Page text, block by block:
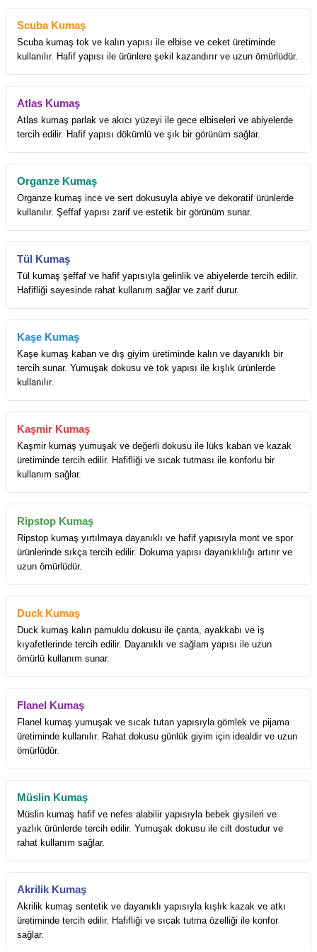
Scuba Kumaş
Scuba kumaş tok ve kalın yapısı ile elbise ve ceket üretiminde
kullanılır. Hafif yapısı ile ürünlere şekil kazandırır ve uzun ömürlüdür.
Atlas Kumaş
Atlas kumaş parlak ve akıcı yüzeyi ile gece elbiseleri ve abiyelerde
tercih edilir. Hafif yapısı dökümlü ve şık bir görünüm sağlar.
Organze Kumaş
Organze kumaş ince ve sert dokusuyla abiye ve dekoratif ürünlerde
kullanılır. Şeffaf yapısı zarif ve estetik bir görünüm sunar.
Tül Kumaş
Tül kumaş şeffaf ve hafif yapısıyla gelinlik ve abiyelerde tercih edilir.
Hafifliği sayesinde rahat kullanım sağlar ve zarif durur.
Kaşe Kumaş
Kaşe kumaş kaban ve dış giyim üretiminde kalın ve dayanıklı bir
tercih sunar. Yumuşak dokusu ve tok yapısı ile kışlık ürünlerde
kullanılır.
Kaşmir Kumaş
Kaşmir kumaş yumuşak ve değerli dokusu ile lüks kaban ve kazak
üretiminde tercih edilir. Hafifliği ve sıcak tutması ile konforlu bir
kullanım sağlar.
Ripstop Kumaş
Ripstop kumaş yırtılmaya dayanıklı ve hafif yapısıyla mont ve spor
ürünlerinde sıkça tercih edilir. Dokuma yapısı dayanıklılığı artırır ve
uzun ömürlüdür.
Duck Kumaş
Duck kumaş kalın pamuklu dokusu ile çanta, ayakkabı ve iş
kıyafetlerinde tercih edilir. Dayanıklı ve sağlam yapısı ile uzun
ömürlü kullanım sunar.
Flanel Kumaş
Flanel kumaş yumuşak ve sıcak tutan yapısıyla gömlek ve pijama
üretiminde kullanılır. Rahat dokusu günlük giyim için idealdir ve uzun
ömürlüdür.
Müslin Kumaş
Müslin kumaş hafif ve nefes alabilir yapısıyla bebek giysileri ve
yazlık ürünlerde tercih edilir. Yumuşak dokusu ile cilt dostudur ve
rahat kullanım sağlar.
Akrilik Kumaş
Akrilik kumaş sentetik ve dayanıklı yapısıyla kışlık kazak ve atkı
üretiminde tercih edilir. Hafifliği ve sıcak tutma özelliği ile konfor
sağlar.